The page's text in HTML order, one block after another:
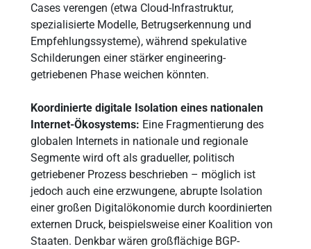
Cases verengen (etwa Cloud-Infrastruktur,
spezialisierte Modelle, Betrugserkennung und
Empfehlungssysteme), während spekulative
Schilderungen einer stärker engineering-
getriebenen Phase weichen könnten.
Koordinierte digitale Isolation eines nationalen
Internet-Ökosystems: Eine Fragmentierung des
globalen Internets in nationale und regionale
Segmente wird oft als gradueller, politisch
getriebener Prozess beschrieben – möglich ist
jedoch auch eine erzwungene, abrupte Isolation
einer großen Digitalökonomie durch koordinierten
externen Druck, beispielsweise einer Koalition von
Staaten. Denkbar wären großflächige BGP-